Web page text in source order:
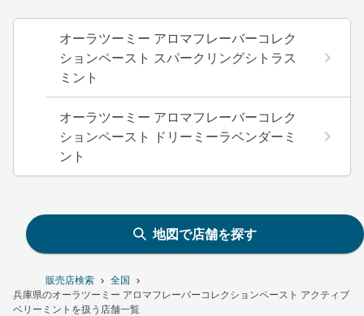
販売店検索
全国
兵庫県のオーラツーミー アロマフレーバーコレクションペースト アクティブ
ベリーミントを扱う店舗一覧
オーラツーミー アロマフレーバーコレク
ションペースト スパークリングシトラス
ミント
オーラツーミー アロマフレーバーコレク
ションペースト ドリーミーラベンダーミ
ント
地図で店舗を探す